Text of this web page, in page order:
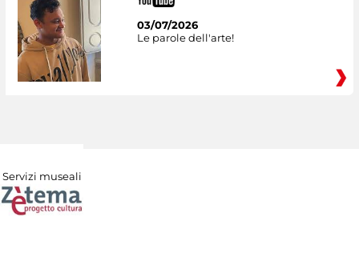
03/07/2026
Le parole dell'arte!
Servizi museali